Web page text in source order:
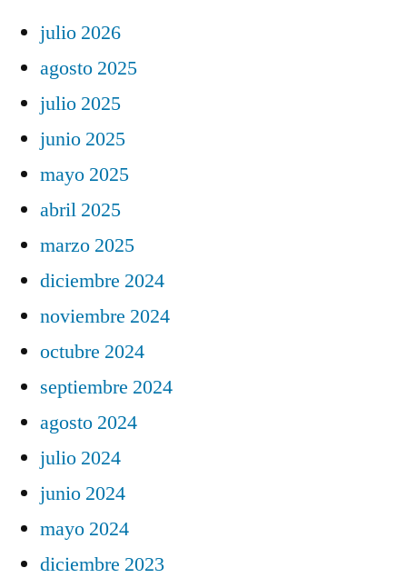
julio 2026
agosto 2025
julio 2025
junio 2025
mayo 2025
abril 2025
marzo 2025
diciembre 2024
noviembre 2024
octubre 2024
septiembre 2024
agosto 2024
julio 2024
junio 2024
mayo 2024
diciembre 2023